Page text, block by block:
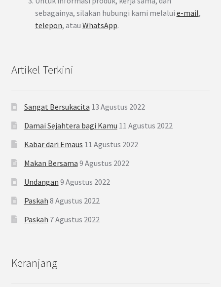
sebagainya, silakan hubungi kami melalui e-mail,
telepon, atau WhatsApp.
Artikel Terkini
Sangat Bersukacita 13 Agustus 2022
Damai Sejahtera bagi Kamu 11 Agustus 2022
Kabar dari Emaus 11 Agustus 2022
Makan Bersama 9 Agustus 2022
Undangan 9 Agustus 2022
Paskah 8 Agustus 2022
Paskah 7 Agustus 2022
Keranjang